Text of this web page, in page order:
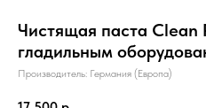
Чистящая паста Clean
гладильным
Производитель: Германия (Европа)